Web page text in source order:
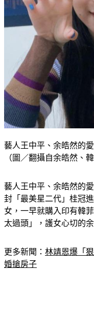
藝人王中平、余皓然的
（圖／翻攝自余皓然、韓
藝人王中平、余皓然的
封「最美星二代」桂冠
女，一早就購入印有韓
太過頭」，護女心切的
更多新聞： 林靖恩爆「
婚搶房子